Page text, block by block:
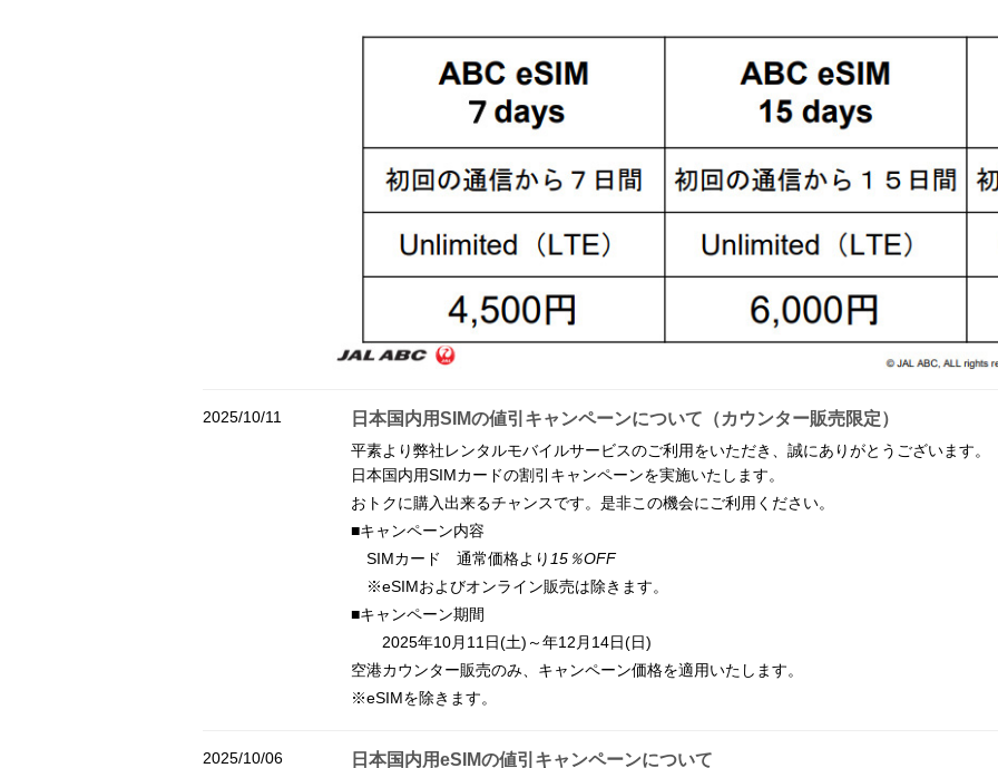
2025/10/11 日本国内用SIMの値引キャンペーンについて（カウンター販売限定）
平素より弊社レンタルモバイルサービスのご利用をいただき、誠にありがとうございます。
日本国内用SIMカードの割引キャンペーンを実施いたします。
おトクに購入出来るチャンスです。是非この機会にご利用ください。
■キャンペーン内容
SIMカード 通常価格より15％OFF
※eSIMおよびオンライン販売は除きます。
■キャンペーン期間
2025年10月11日(土)～年12月14日(日)
空港カウンター販売のみ、キャンペーン価格を適用いたします。
※eSIMを除きます。
2025/10/06 日本国内用eSIMの値引キャンペーンについて